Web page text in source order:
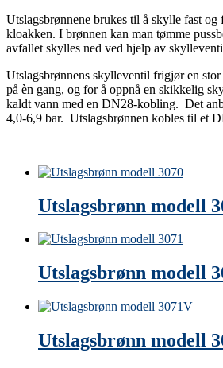
Utslagsbrønnene brukes til å skylle fast
kloakken. I brønnen kan man tømme
avfallet skylles ned ved hjelp av
Utslagsbrønnens skylleventil frigjør en
på èn gang, og for å oppnå en skikkelig
kaldt vann med en DN28-kobling. Det
4,0-6,9 bar. Utslagsbrønnen kobles til et
Utslagsbrønn modell
Utslagsbrønn modell
Utslagsbrønn modell